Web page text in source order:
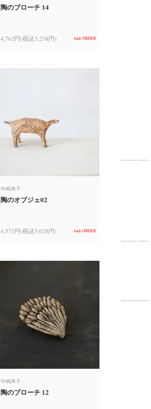
陶のブローチ 14
4,762円(税込5,238円) back ORDER
中嶋寿子
陶のオブジェ02
4,571円(税込5,028円) back ORDER
中嶋寿子
陶のブローチ 12